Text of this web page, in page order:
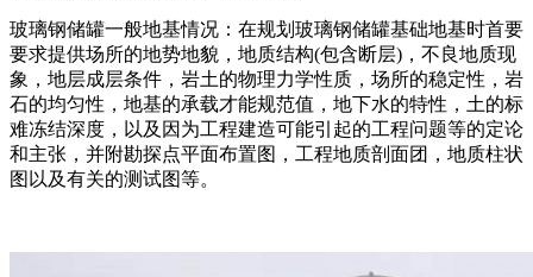
玻璃钢储罐一般地基情况：在规划玻璃钢储罐基础地基时首要
要求提供场所的地势地貌，地质结构(包含断层)，不良地质现
象，地层成层条件，岩土的物理力学性质，场所的稳定性，岩
石的均匀性，地基的承载才能规范值，地下水的特性，土的标
难冻结深度，以及因为工程建造可能引起的工程问题等的定论
和主张，并附勘探点平面布置图，工程地质剖面团，地质柱状
图以及有关的测试图等。